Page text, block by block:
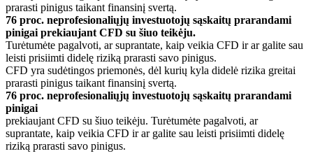
prarasti pinigus taikant finansinį svertą.
76 proc. neprofesionaliųjų investuotojų sąskaitų prarandami
pinigai prekiaujant CFD su šiuo teikėju.
Turėtumėte pagalvoti, ar suprantate, kaip veikia CFD ir ar galite sau
leisti prisiimti didelę riziką prarasti savo pinigus.
CFD yra sudėtingos priemonės, dėl kurių kyla didelė rizika greitai
prarasti pinigus taikant finansinį svertą.
76 proc. neprofesionaliųjų investuotojų sąskaitų prarandami
pinigai
prekiaujant CFD su šiuo teikėju. Turėtumėte pagalvoti, ar
suprantate, kaip veikia CFD ir ar galite sau leisti prisiimti didelę
riziką prarasti savo pinigus.